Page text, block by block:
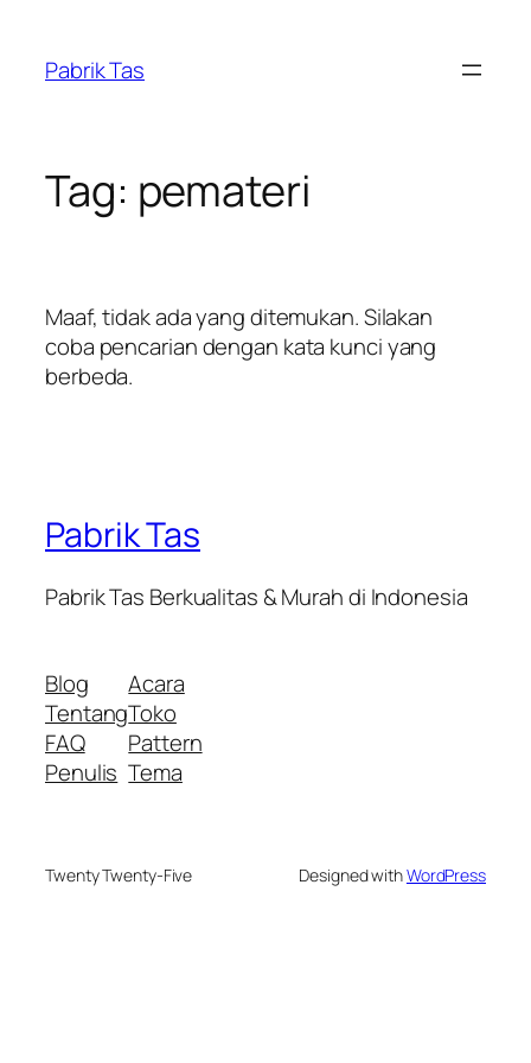
konten
Pabrik Tas
Tag: pemateri
Maaf, tidak ada yang ditemukan. Silakan
coba pencarian dengan kata kunci yang
berbeda.
Pabrik Tas
Pabrik Tas Berkualitas & Murah di Indonesia
Blog
Tentang
FAQ
Penulis
Acara
Toko
Pattern
Tema
Twenty Twenty-Five Designed withWordPress